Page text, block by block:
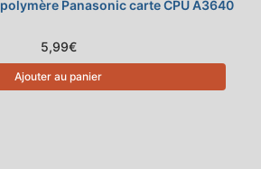
Panasonic carte CPU A3640
5,99€
Ajouter au panier